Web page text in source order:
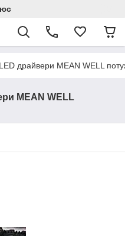
драйвери MEAN WELL
MEAN WELL